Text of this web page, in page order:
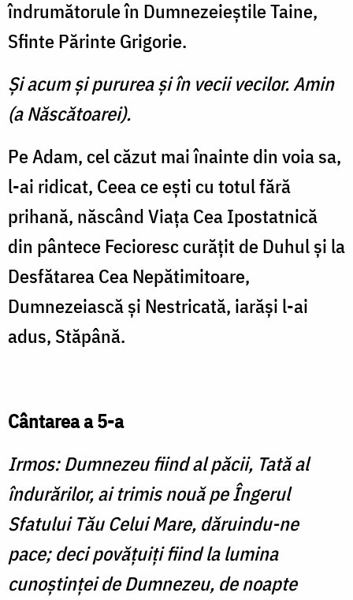
îndrumătorule în Dumnezeieştile Taine,
Sfinte Părinte Grigorie.
Şi acum şi pururea şi în vecii vecilor. Amin
(a Născătoarei).
Pe Adam, cel căzut mai înainte din voia sa,
l-ai ridicat, Ceea ce eşti cu totul fără
prihană, născând Viaţa Cea Ipostatnică
din pântece Fecioresc curăţit de Duhul şi la
Desfătarea Cea Nepătimitoare,
Dumnezeiască şi Nestricată, iarăşi l-ai
adus, Stăpână.
Cântarea a 5-a
Irmos: Dumnezeu fiind al păcii, Tată al
îndurărilor, ai trimis nouă pe Îngerul
Sfatului Tău Celui Mare, dăruindu-ne
pace; deci povăţuiţi fiind la lumina
cunoştinţei de Dumnezeu, de noapte